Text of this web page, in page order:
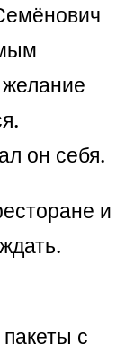
он себя.
и
с